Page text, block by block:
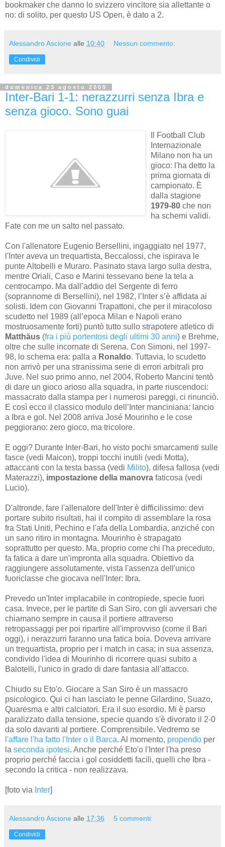
bookmaker che danno lo svizzero vincitore sia allettante o
no: di solito, per questo US Open, è dato a 2.
Alessandro Ascione alle 10:40 Nessun commento:
Condividi
domenica 23 agosto 2009
Inter-Bari 1-1: nerazzurri senza Ibra e
senza gioco. Sono guai
Il Football Club
Internazionale
Milano non ha un
gioco: l'ha detto la
prima giornata di
campionato. È
dalla stagione
1979-80 che non
ha schemi validi.
Fate con me un salto nel passato.
Con l'allenatore Eugenio Bersellini, ingaggiato nel 1977,
l'Inter aveva un trequartista, Beccalossi, che ispirava le
punte Altobelli e Muraro. Pasinato stava largo sulla destra,
mentre Oriali, Caso e Marini tessevano bene la tela a
centrocampo. Ma dall’addio del Sergente di ferro
(soprannome di Bersellini), nel 1982, l’Inter s’è affidata ai
solisti. Idem con Giovanni Trapattoni, che per il miracoloso
scudetto nel 1989 (all’epoca Milan e Napoli erano
mostruosamente forti) puntò tutto sullo strapotere atletico di
Matthäus (fra i più portentosi degli ultimi 30 anni) e Brehme,
oltre che sulle incornate di Serena. Con Simoni, nel 1997-
98, lo schema era: palla a Ronaldo. Tuttavia, lo scudetto
non arrivò per una stranissima serie di errori arbitrali pro
Juve. Nel suo primo anno, nel 2004, Roberto Mancini tentò
di dare un gioco arioso alla squadra, in parte riuscendoci:
massacrato dalla stampa per i numerosi pareggi, ci rinunciò.
E così ecco il classico modulo dell’Inter manciniana: lancio
a Ibra e gol. Nel 2008 arriva José Mourinho e le cose
peggiorano: zero gioco, ma tricolore.
E oggi? Durante Inter-Bari, ho visto pochi smarcamenti sulle
fasce (vedi Maicon), troppi tocchi inutili (vedi Motta),
attaccanti con la testa bassa (vedi Milito), difesa fallosa (vedi
Materazzi), impostazione della manovra faticosa (vedi
Lucio).
D'altronde, fare l'allenatore dell'Inter è difficilissimo: devi
portare subito risultati, hai il compito di assemblare la rosa
fra Stati Uniti, Pechino e l'afa della Lombardia, anziché con
un sano ritiro in montagna. Mourinho è strapagato
soprattutto per questo. Ma, proprio come chi l'ha preceduto,
fa fatica a dare un'impronta alla squadra. Obiettivo da
raggiungere assolutamente, vista l'assenza dell'unico
fuoriclasse che giocava nell'Inter: Ibra.
Prevedo un'Inter implacabile in contropiede, specie fuori
casa. Invece, per le partite di San Siro, con gli avversari che
chiamano sempre in causa il portiere attraverso
retropassaggi per poi ripartire all'improvviso (come il Bari
oggi), i nerazzurri faranno una fatica boia. Doveva arrivare
un trequartista, proprio per i match in casa; in sua assenza,
condivido l'idea di Mourinho di ricorrere quasi subito a
Balotelli, l'unico in grado di dare fantasia all'attacco.
Chiudo su Eto'o. Giocare a San Siro è un massacro
psicologico. Qui ci han lasciato le penne Gilardino, Suazo,
Quaresma e altri calciatori. Era il suo esordio. Mi è parso
paralizzato dalla tensione, specie quando s'è divorato il 2-0
da solo davanti al portiere. Comprensibile. Vedremo se
l'affare l'ha fatto l'Inter o il Barca. Al momento, propendo per
la seconda ipotesi. Anche perché Eto'o l'Inter l'ha preso
proprio perché faccia i gol cosiddetti facili, quelli che Ibra -
secondo la critica - non realizzava.
[foto via Inter]
Alessandro Ascione alle 17:36 5 commenti:
Condividi